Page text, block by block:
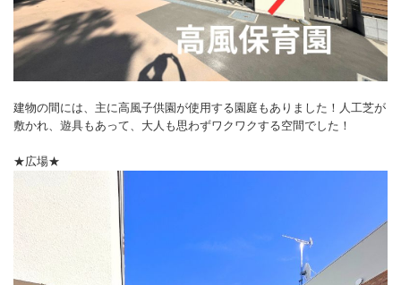
建物の間には、主に高風子供園が使用する園庭もありました！人工芝が
敷かれ、遊具もあって、大人も思わずワクワクする空間でした！
★広場★